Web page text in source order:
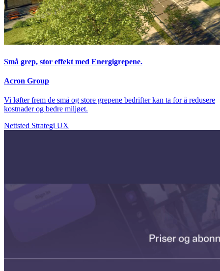
Små grep, stor effekt med Energigrepene.
Acron Group
Vi løfter frem de små og store grepene bedrifter kan ta for å redusere
kostnader og bedre miljøet.
Nettsted Strategi UX